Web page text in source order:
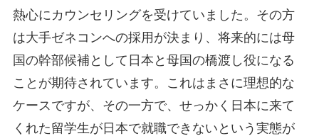
熱心にカウンセリングを受けていました。その方
は大手ゼネコンへの採用が決まり、将来的には母
国の幹部候補として日本と母国の橋渡し役になる
ことが期待されています。これはまさに理想的な
ケースですが、その一方で、せっかく日本に来て
くれた留学生が日本で就職できないという実態が